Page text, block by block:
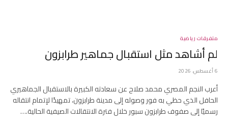
متفرقات رياضية
لم أشاهد مثل استقبال جماهير طرابزون
6 أغسطس، 2026
أعرب النجم المصري محمد صلاح عن سعادته الكبيرة بالاستقبال الجماهيري
الحافل الذي حظي به فور وصوله إلى مدينة طرابزون، تمهيدًا لإتمام انتقاله
رسميًا إلى صفوف طرابزون سبور خلال فترة الانتقالات الصيفية الحالية.…